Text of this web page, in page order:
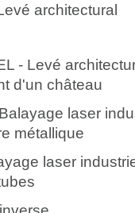
architectural
- Levé
d'un château
laser
métallique
laser